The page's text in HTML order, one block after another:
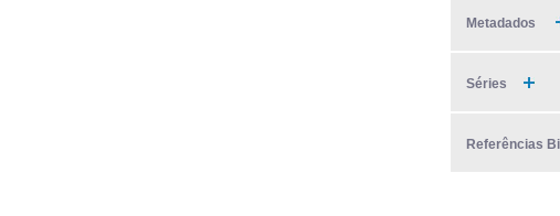
Metadados
Séries
Referências